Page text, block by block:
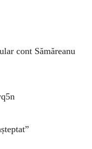
cont Să­mă­reanu